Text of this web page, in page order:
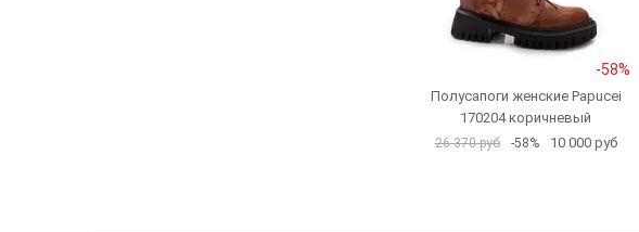
-58%
Полусапоги женские Papucei
170204 коричневый
26 370 руб -58% 10 000 руб